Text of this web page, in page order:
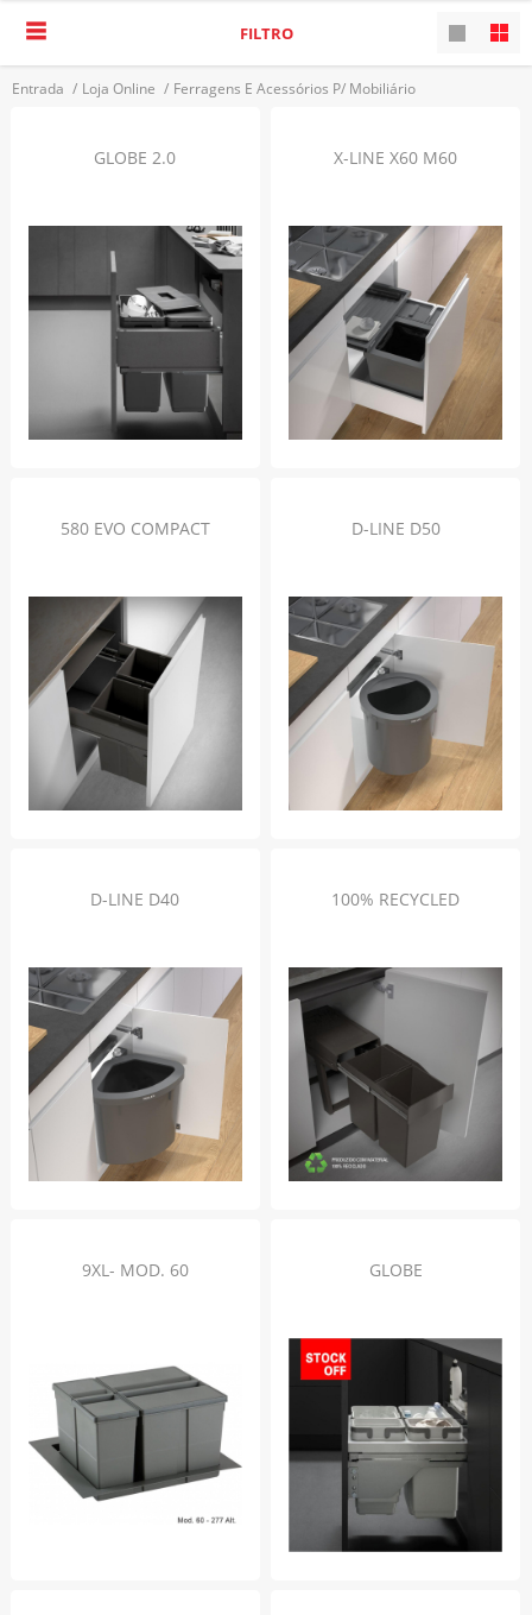
Entrada / Loja Online / Ferragens E Acessórios P/ Mobiliário
FILTRO
GLOBE 2.0 X-LINE X60 M60
580 EVO COMPACT D-LINE D50
D-LINE D40 100% RECYCLED
9XL- MOD. 60 GLOBE